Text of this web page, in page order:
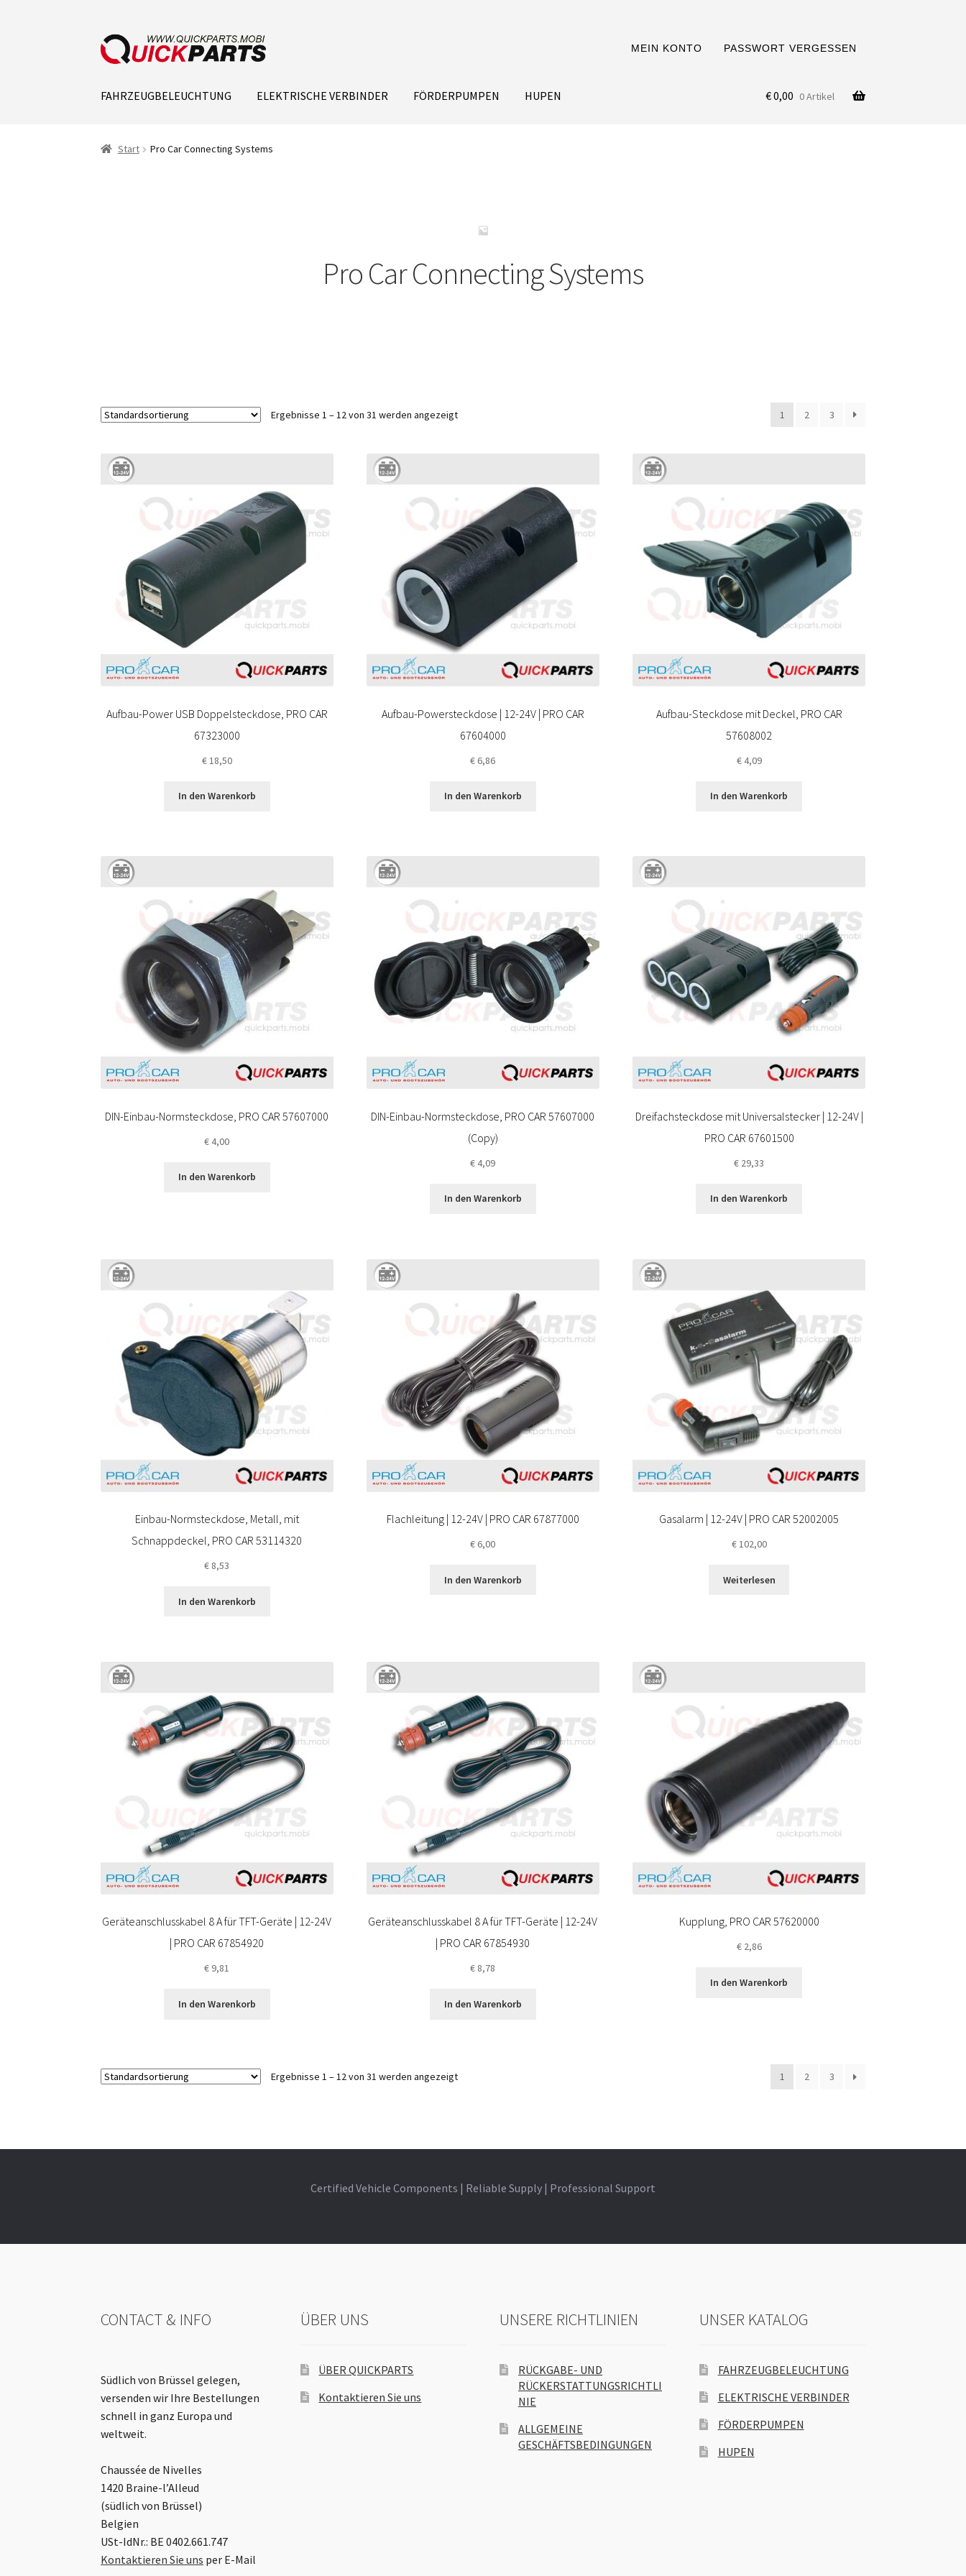
MEIN KONTO PASSWORT VERGESSEN
FAHRZEUGBELEUCHTUNG ELEKTRISCHE VERBINDER FÖRDERPUMPEN HUPEN €0,00 0 Artikel
Start Pro Car Connecting Systems
Pro Car Connecting Systems
Ergebnisse 1 – 12 von 31 werden angezeigt 1 2 3
Aufbau-Power USB Doppelsteckdose, PRO CAR
67323000
€18,50
In den Warenkorb
Aufbau-Powersteckdose | 12-24V | PRO CAR
67604000
€ 6,86
In den Warenkorb
Aufbau-Steckdose mit Deckel, PRO CAR
57608002
€4,09
In den Warenkorb
DIN-Einbau-Normsteckdose, PRO CAR 57607000
€4,00
In den Warenkorb
DIN-Einbau-Normsteckdose, PRO CAR 57607000
(Copy)
€4,09
In den Warenkorb
Dreifachsteckdose mit Universalstecker | 12-24V |
PRO CAR 67601500
€ 29,33
In den Warenkorb
Einbau-Normsteckdose, Metall, mit
Schnappdeckel, PRO CAR 53114320
€ 8,53
In den Warenkorb
Flachleitung | 12-24V | PRO CAR 67877000
€ 6,00
In den Warenkorb
Gasalarm | 12-24V | PRO CAR 52002005
€102,00
Weiterlesen
Geräteanschlusskabel 8 A für TFT-Geräte | 12-24V
| PRO CAR 67854920
€ 9,81
In den Warenkorb
Geräteanschlusskabel 8 A für TFT-Geräte | 12-24V
| PRO CAR 67854930
€ 8,78
In den Warenkorb
Kupplung, PRO CAR 57620000
€2,86
In den Warenkorb
Ergebnisse 1 – 12 von 31 werden angezeigt 1 2 3
Certified Vehicle Components | Reliable Supply | Professional Support
CONTACT & INFO
Südlich von Brüssel gelegen,
versenden wir Ihre Bestellungen
schnell in ganz Europa und
weltweit.
Chaussée de Nivelles
1420 Braine-l’Alleud
(südlich von Brüssel)
Belgien
USt-IdNr.: BE 0402.661.747
Kontaktieren Sie uns per E-Mail
ÜBER UNS
ÜBER QUICKPARTS
Kontaktieren Sie uns
UNSERE RICHTLINIEN
RÜCKGABE- UND
RÜCKERSTATTUNGSRICHTLI
NIE
ALLGEMEINE
GESCHÄFTSBEDINGUNGEN
UNSER KATALOG
FAHRZEUGBELEUCHTUNG
ELEKTRISCHE VERBINDER
FÖRDERPUMPEN
HUPEN